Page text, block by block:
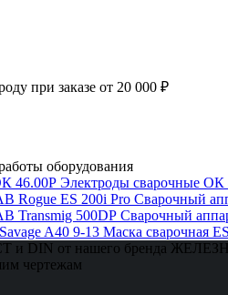
при заказе от 20 000 ₽
оборудования
Электроды сварочные ОК
Сварочный
Сварочный
Маска сварочная
и DIN от нашего бренда
чертежам